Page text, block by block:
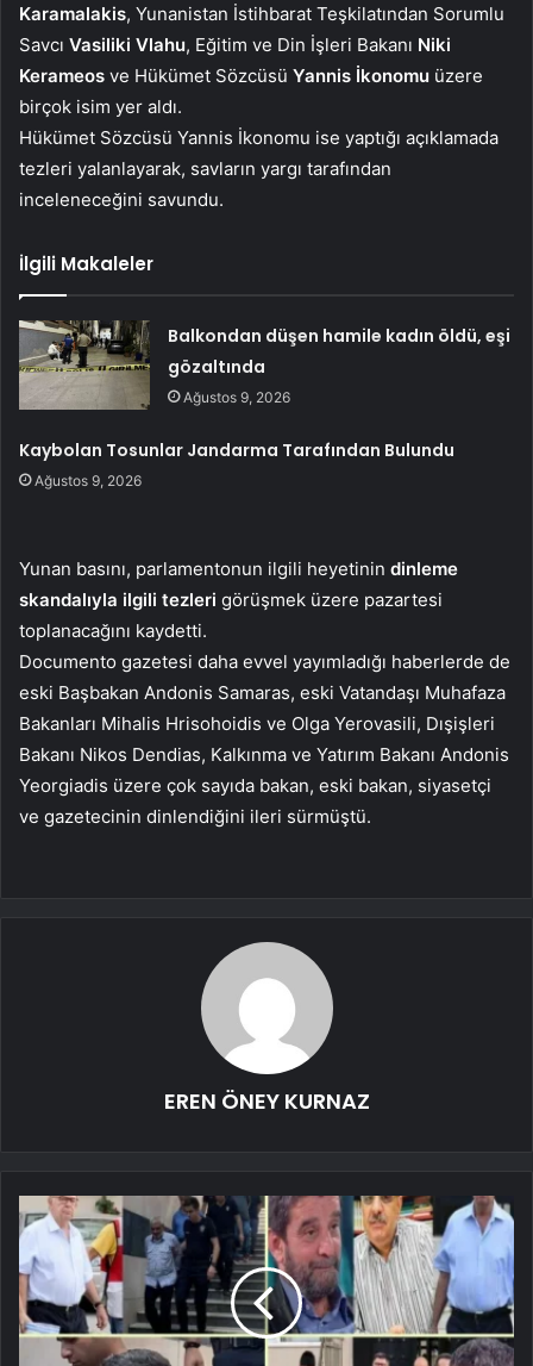
Karamalakis, Yunanistan İstihbarat Teşkilatından Sorumlu
Savcı Vasiliki Vlahu, Eğitim ve Din İşleri Bakanı Niki
Kerameos ve Hükümet Sözcüsü Yannis İkonomu üzere
birçok isim yer aldı.
Hükümet Sözcüsü Yannis İkonomu ise yaptığı açıklamada
tezleri yalanlayarak, savların yargı tarafından
inceleneceğini savundu.
İlgili Makaleler
Balkondan düşen hamile kadın öldü, eşi
gözaltında
Ağustos 9, 2026
Kaybolan Tosunlar Jandarma Tarafından Bulundu
Ağustos 9, 2026
Yunan basını, parlamentonun ilgili heyetinin dinleme
skandalıyla ilgili tezleri görüşmek üzere pazartesi
toplanacağını kaydetti.
Documento gazetesi daha evvel yayımladığı haberlerde de
eski Başbakan Andonis Samaras, eski Vatandaşı Muhafaza
Bakanları Mihalis Hrisohoidis ve Olga Yerovasili, Dışişleri
Bakanı Nikos Dendias, Kalkınma ve Yatırım Bakanı Andonis
Yeorgiadis üzere çok sayıda bakan, eski bakan, siyasetçi
ve gazetecinin dinlendiğini ileri sürmüştü.
EREN ÖNEY KURNAZ